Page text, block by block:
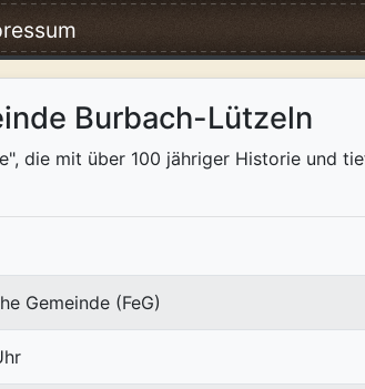
Burbach-Lützeln
die mit über 100 jähriger Historie und
Gemeinde (FeG)